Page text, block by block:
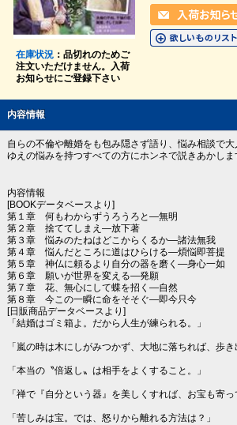
在庫状況：品切れのためご
注文いただけません。入荷
お知らせにご登録下さい
内容情報
自らの不倫や離婚をも包み隠さず語り、悩み相談で
ゆえの悩みを持つすべての方にホンネで説きあかしま
内容情報
[BOOKデータベースより]
第１章 何もわからずうろうろと―無明
第２章 捨ててしまえ―放下著
第３章 悩みのたねはどこからくるか―諸法無我
第４章 悩んだところに道はひらける―煩悩即菩提
第５章 神仏に頼るより自分の器を磨く―身心一如
第６章 願いが世界を変える―発願
第７章 花、無心にして蝶を招く―自然
第８章 今この一瞬に命をそそぐ―即今只今
[日販商品データベースより]
「結婚はゴミ箱よ。だから人生が練られる。」
「嵐の時は木にしがみつかず、大地に落ちれば、歩き
「本当の〝倍返し〟は相手をよくすること。」
「禅で『自分という器』を美しくすれば、お宝も寄っ
「苦しみは宝。では、怒りから離れる方法は？」